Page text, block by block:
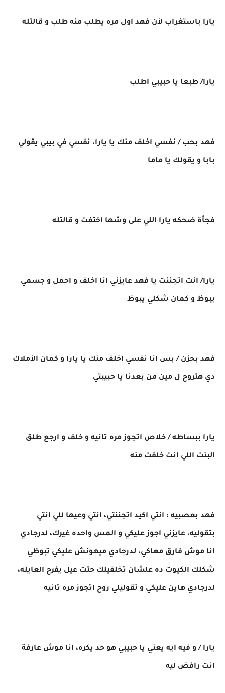
يارا باستغراب لأن فهد اول مره يطلب منه طلب و قالتله
يارا/ طبعا يا حبيبي اطلب
فهد بحب / نفسي اخلف منك يا يارا، نفسي في بيبي يقولي
بابا و يقولك يا ماما
فجأة ضحكه يارا اللي على وشها اختفت و قالتله
يارا/ انت اتجننت يا فهد عايزني انا اخلف و احمل و جسمي
يبوظ و كمان شكلي يبوظ
فهد بحزن / بس انا نفسي اخلف منك يا يارا و كمان الأملاك
دي هتروح ل مين من بعدنا يا حبيبتي
يارا ببساطه / خلاص اتجوز مره تانيه و خلف و ارجع طلق
البنت اللي انت خلفت منه
فهد بعصبيه : انتي اكيد اتجننتي، انتي وعيها للي انتي
بتقوليه، عايزني اجوز عليكي و المس واحده غيرك، لدرجادي
انا موش فارق معاكي، لدرجادي ميهونش عليكي تبوظي
شكلك الكيوت ده علشان تخلفيلك حتت عيل يفرح العايله،
لدرجادي هاين عليكي و تقوليلي روح اتجوز مره تانيه
يارا / و فيه ايه يعني يا حبيبي هو حد يكره، انا موش عارفة
انت رافض ليه